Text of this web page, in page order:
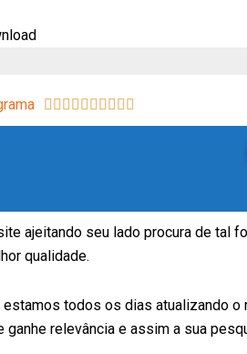
         
ajeitando seu lado procura de tal
qualidade.
todos os dias atualizando
ganhe relevância e assim a sua